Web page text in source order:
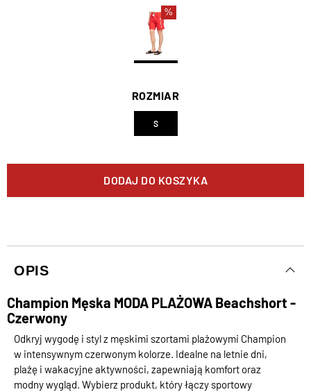
%
ROZMIAR
S
DODAJ DO KOSZYKA
OPIS
Champion Męska MODA PLAŻOWA Beachshort -
Czerwony
Odkryj wygodę i styl z męskimi szortami plażowymi Champion
w intensywnym czerwonym kolorze. Idealne na letnie dni,
plażę i wakacyjne aktywności, zapewniają komfort oraz
modny wygląd. Wybierz produkt, który łączy sportowy